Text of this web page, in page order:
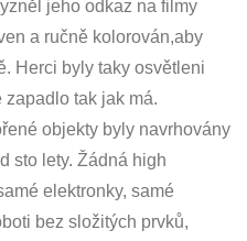
jeho odkaz na filmy
a ručně kolorován,aby
Herci byly taky osvětleni
tak jak má.
objekty byly navrhovány
sto lety. Žádná high
elektronky, samé
bez složitých prvků,